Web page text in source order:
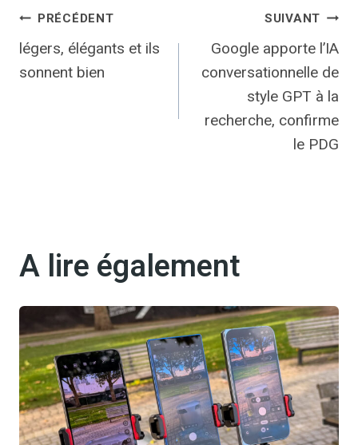
Navigation
de
PRÉCÉDENT
légers, élégants et ils
sonnent bien
SUIVANT
Google apporte l’IA
conversationnelle de
style GPT à la
recherche, confirme
le PDG
A lire également